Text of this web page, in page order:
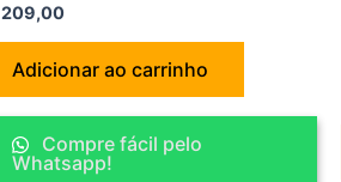
209,00
Adicionar ao carrinho
Compre fácil pelo
Whatsapp!